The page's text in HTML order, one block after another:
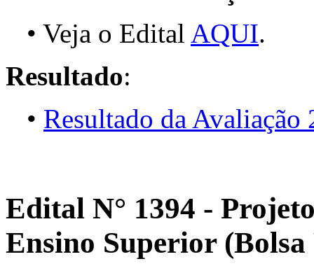
• Veja o Edital AQUI.
Resultado:
• Resultado da Avaliação
Edital N° 1394 -
Ensino Superior